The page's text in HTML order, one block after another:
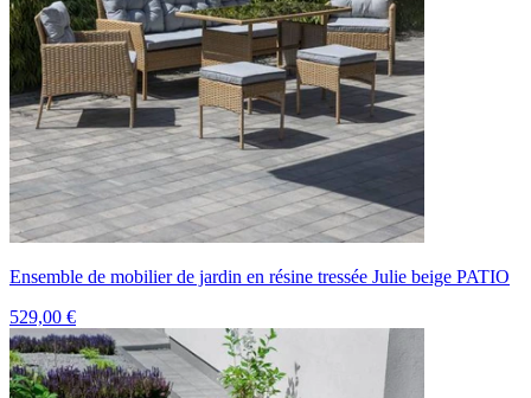
Ensemble de mobilier de jardin en résine tressée Julie beige PATIO
529,00 €